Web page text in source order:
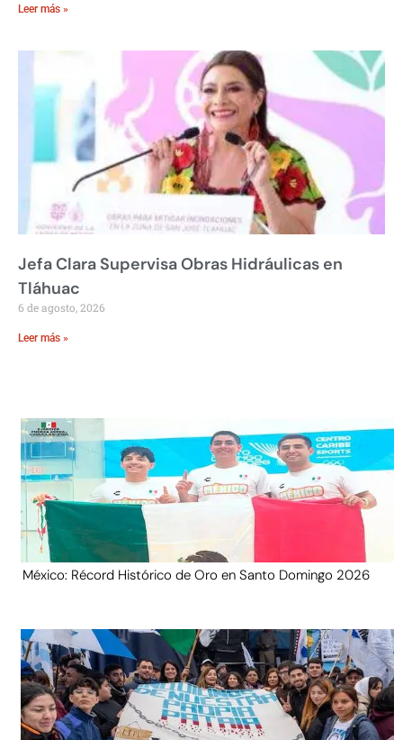
Leer más »
Jefa Clara Supervisa Obras Hidráulicas en
Tláhuac
6 de agosto, 2026
Leer más »
México: Récord Histórico de Oro en Santo Domingo 2026